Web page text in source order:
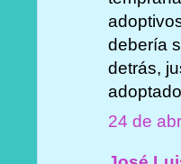
debería
detrás,
24 de